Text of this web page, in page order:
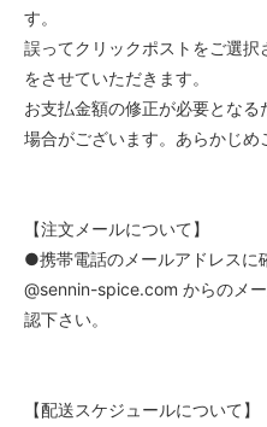
す。
誤ってクリックポストをご選
をさせていただきます。
お支払金額の修正が必要となる
場合がございます。あらかじめ
【注文メールについて】
●携帯電話のメールアドレスに
@sennin-spice.com からのメ
認下さい。
【配送スケジュールについて】